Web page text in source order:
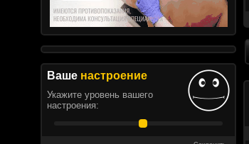
Ваше настроение
Укажите уровень вашего
настроения: